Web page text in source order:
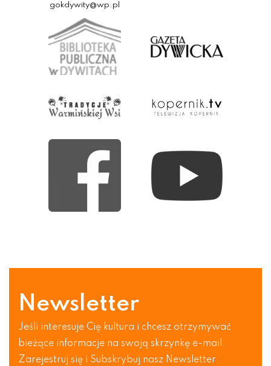
gokdywity@wp.pl
Newsletter
Jeśli interesuje Cię kultura i chcesz otrzymywać
bieżące informacje na swoją skrzynkę e-mail.
Zarejestruj się i Subskrybuj nasz Newsletter